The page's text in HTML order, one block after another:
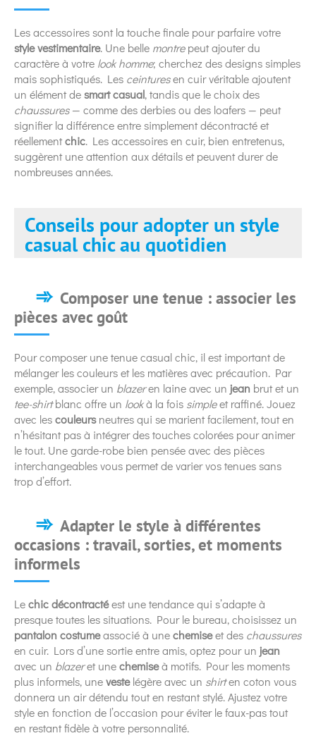
Les accessoires sont la touche finale pour parfaire votre
style vestimentaire. Une belle montrepeut ajouter du
caractère à votre look homme; cherchez des designs simples
mais sophistiqués. Les ceinturesen cuir véritable ajoutent
un élément desmart casual, tandis que le choix des
chaussures— comme des derbies ou des loafers — peut
signifier la différence entre simplement décontracté et
réellementchic. Les accessoires en cuir, bien entretenus,
suggèrent une attention aux détails et peuvent durer de
nombreuses années.
Conseils pour adopter un style
casual chic au quotidien
Composer une tenue : associer les
pièces avec goût
Pour composer une tenue casual chic, il est important de
mélanger les couleurs et les matières avec précaution. Par
exemple, associer un blazeren laine avec un jean brut et un
tee-shirtblanc offre un lookà la fois simpleet raffiné. Jouez
avec lescouleursneutres qui se marient facilement, tout en
n’hésitant pas à intégrer des touches colorées pour animer
le tout. Une garde-robe bien pensée avec des pièces
interchangeables vous permet de varier vos tenues sans
trop d’effort.
Adapter le style à différentes
occasions : travail, sorties, et moments
informels
Lechic décontractéest une tendance qui s’adapte à
presque toutes les situations. Pour le bureau, choisissez un
pantalon costumeassocié à unechemiseet des chaussures
en cuir. Lors d’une sortie entre amis, optez pour un jean
avec un blazeret unechemiseà motifs. Pour les moments
plus informels, unevestelégère avec un shirten coton vous
donnera un air détendu tout en restant stylé. Ajustez votre
style en fonction de l’occasion pour éviter le faux-pas tout
en restant fidèle à votre personnalité.